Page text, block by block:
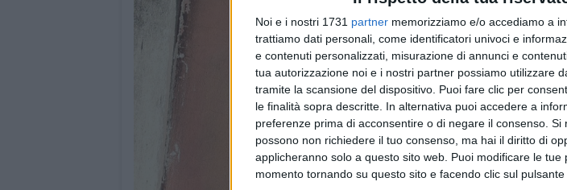
Noi e i nostri 1731 partner memorizziamo e/o accediamo a
trattiamo dati personali, come identificatori univoci e
e contenuti personalizzati, misurazione di annunci e
tua autorizzazione noi e i nostri partner possiamo utilizzare
tramite la scansione del dispositivo. Puoi fare clic per
le finalità sopra descritte. In alternativa puoi accedere a
preferenze prima di acconsentire o di negare il consenso. Si
possono non richiedere il tuo consenso, ma hai il diritto di
applicheranno solo a questo sito web. Puoi modificare le
momento tornando su questo sito e facendo clic sul